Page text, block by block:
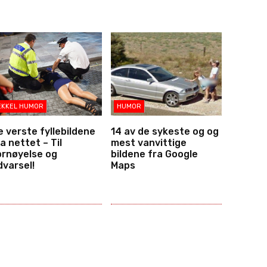
HUMOR
verste fyllebildene
nettet – Til
og
HUMOR
14 av de sykeste og og
mest vanvittige
bildene fra Google
Maps